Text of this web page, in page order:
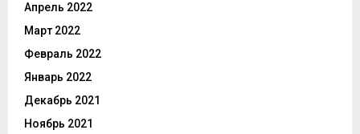
Апрель 2022
Март 2022
Февраль 2022
Январь 2022
Декабрь 2021
Ноябрь 2021